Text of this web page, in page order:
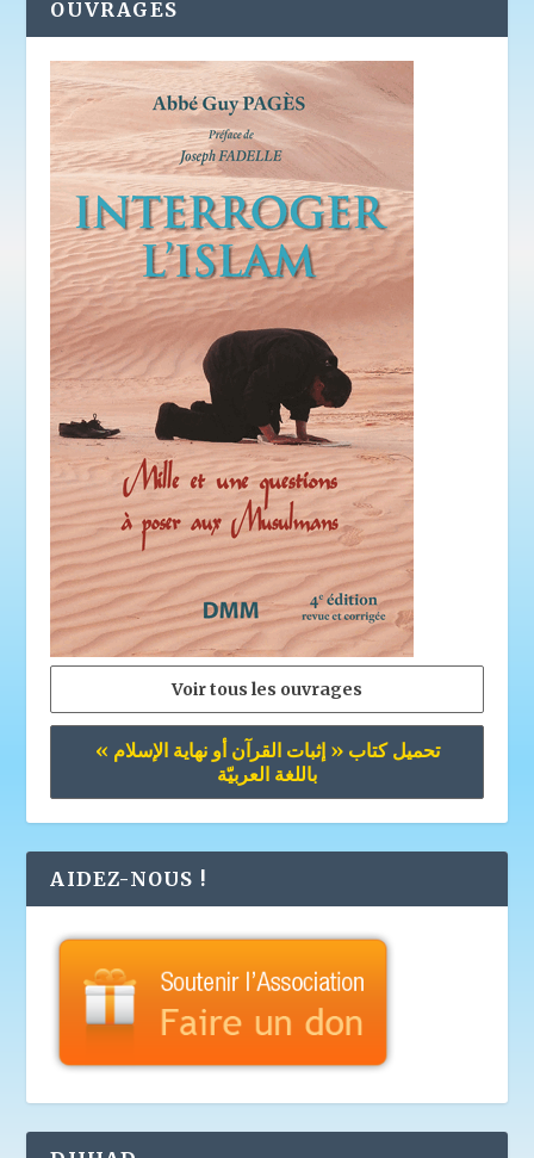
OUVRAGES
Voir tous les ouvrages
تحميل كتاب « إثبات القرآن أو نهاية الإسلام »
باللغة العربيّة
AIDEZ-NOUS !